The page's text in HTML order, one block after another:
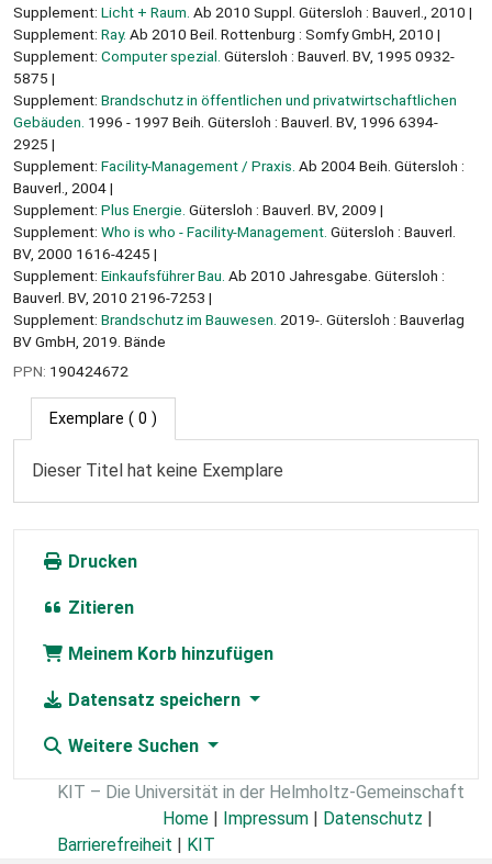
Supplement: Licht + Raum. Ab 2010 Suppl. Gütersloh : Bauverl., 2010
Supplement: Ray. Ab 2010 Beil. Rottenburg : Somfy GmbH, 2010
Supplement: Computer spezial. Gütersloh : Bauverl. BV, 1995 0932-
5875
Supplement: Brandschutz in öffentlichen und privatwirtschaftlichen
Gebäuden. 1996 - 1997 Beih. Gütersloh : Bauverl. BV, 1996 6394-
2925
Supplement: Facility-Management / Praxis. Ab 2004 Beih. Gütersloh :
Bauverl., 2004
Supplement: Plus Energie. Gütersloh : Bauverl. BV, 2009
Supplement: Who is who - Facility-Management. Gütersloh : Bauverl.
BV, 2000 1616-4245
Supplement: Einkaufsführer Bau. Ab 2010 Jahresgabe. Gütersloh :
Bauverl. BV, 2010 2196-7253
Supplement: Brandschutz im Bauwesen. 2019-. Gütersloh : Bauverlag
BV GmbH, 2019. Bände
PPN: 190424672
Exemplare ( 0 )
Dieser Titel hat keine Exemplare
Drucken
Zitieren
Meinem Korb hinzufügen
Datensatz speichern
Weitere Suchen
KIT – Die Universität in der Helmholtz-Gemeinschaft
Home
Impressum Datenschutz
Barrierefreiheit
KIT